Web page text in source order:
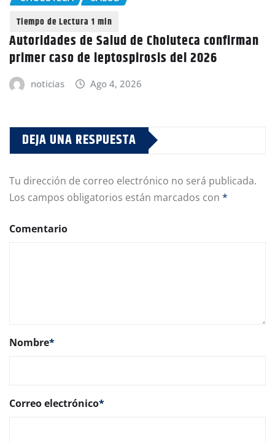
Autoridades de Salud de Choluteca confirman
primer caso de leptospirosis del 2026
noticias Ago 4, 2026
DEJA UNA RESPUESTA
Tu dirección de correo electrónico no será publicada.
Los campos obligatorios están marcados con *
Comentario
Nombre*
Correo electrónico*